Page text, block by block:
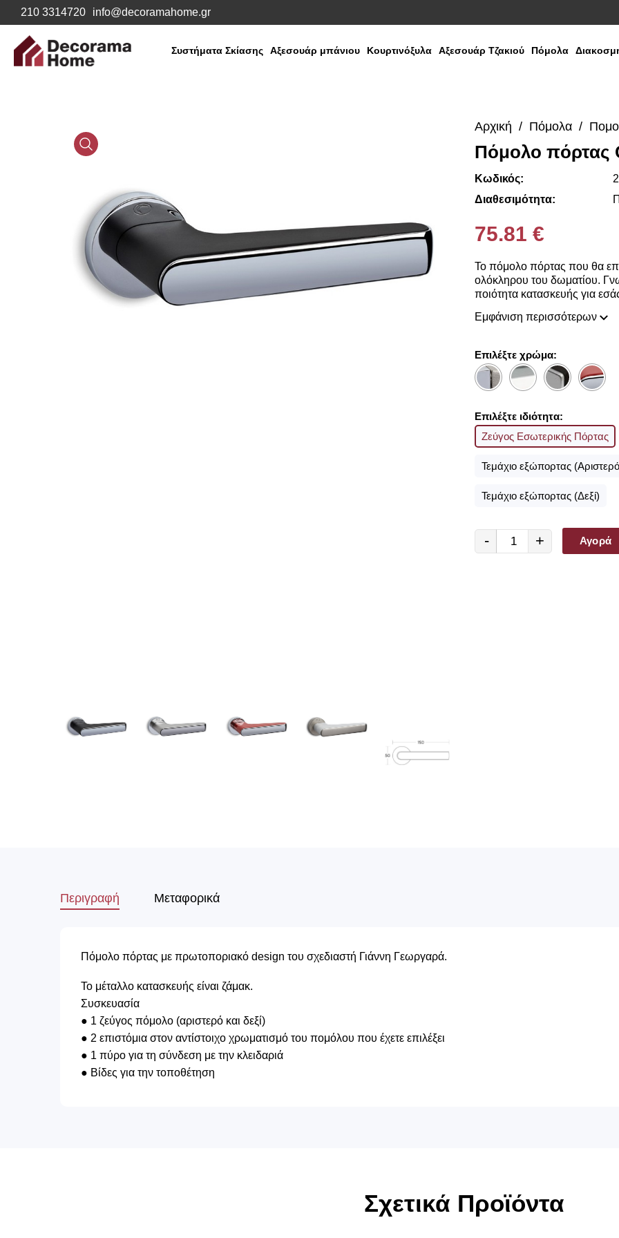
210 3314720 info@decoramahome.gr
Συστήματα Σκίασης Αξεσουάρ μπάνιου Κουρτινόξυλα Αξεσουάρ Τζακιού Πόμολα
Media
Media
Αρχική Πόμολα
Πόμολο πόρτας
Κωδικός:
Διαθεσιμότητα:
75.81 €
Το πόμολο πόρτας που θα
ολόκληρου του δωματίου.
ποιότητα κατασκευής για
Είτε θέλετε να
είμαστε σίγουροι ότι θα
Εμφάνιση περισσότερων
Επιλέξτε χρώμα:
Επιλέξτε ιδιότητα:
Ζεύγος Εσωτερικής Πόρτας
Τεμάχιο εξώπορτας
Τεμάχιο εξώπορτας (Δεξί)
- + Αγορά
Περιγραφή Μεταφορικά
Πόμολο πόρτας με πρωτοποριακό design του σχεδιαστή Γιάννη Γεωργαρά.
Το μέταλλο κατασκευής είναι ζάμακ.
Συσκευασία
● 1 ζεύγος πόμολο (αριστερό και δεξί)
● 2 επιστόμια στον αντίστοιχο χρωματισμό του πομόλου που έχετε επιλέξει
● 1 πύρο για τη σύνδεση με την κλειδαριά
● Βίδες για την τοποθέτηση
Σχετικά Προϊόντα